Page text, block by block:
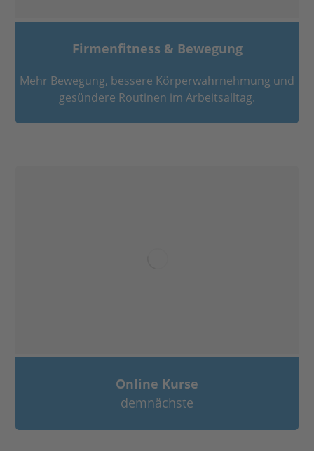
Firmenfitness & Bewegung
Mehr Bewegung, bessere Körperwahrnehmung und
gesündere Routinen im Arbeitsalltag.
Online Kurse
demnächste